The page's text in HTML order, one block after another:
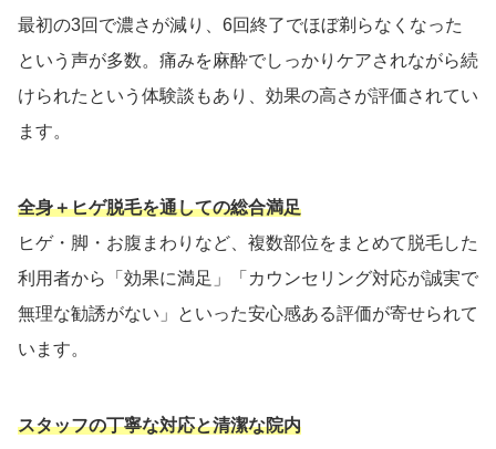
最初の3回で濃さが減り、6回終了でほぼ剃らなくなった
という声が多数。痛みを麻酔でしっかりケアされながら続
けられたという体験談もあり、効果の高さが評価されてい
ます。
全身＋ヒゲ脱毛を通しての総合満足
ヒゲ・脚・お腹まわりなど、複数部位をまとめて脱毛した
利用者から「効果に満足」「カウンセリング対応が誠実で
無理な勧誘がない」といった安心感ある評価が寄せられて
います。
スタッフの丁寧な対応と清潔な院内